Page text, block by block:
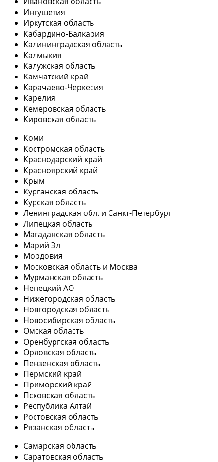
Ингушетия
Иркутская область
Кабардино-Балкария
Калининградская область
Калмыкия
Калужская область
Камчатский край
Карачаево-Черкесия
Карелия
Кемеровская область
Кировская область
Коми
Костромская область
Краснодарский край
Красноярский край
Крым
Курганская область
Курская область
Ленинградская обл. и Санкт-Петербург
Липецкая область
Магаданская область
Марий Эл
Мордовия
Московская область и Москва
Мурманская область
Ненецкий АО
Нижегородская область
Новгородская область
Новосибирская область
Омская область
Оренбургская область
Орловская область
Пензенская область
Пермский край
Приморский край
Псковская область
Республика Алтай
Ростовская область
Рязанская область
Самарская область
Саратовская область